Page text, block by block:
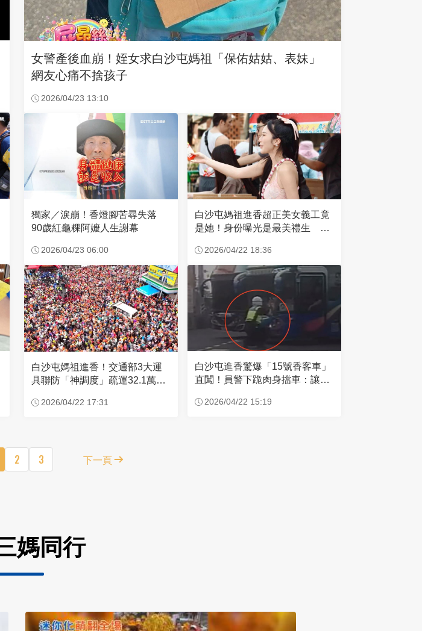
女警產後血崩！姪女求白沙屯媽祖「保佑姑姑、表妹」
網友心痛不捨孩子
2026/04/23 13:10
獨家／淚崩！香燈腳苦尋失落
90歲紅龜粿阿嬤人生謝幕
2026/04/23 06:00
白沙屯媽祖進香超正美女義工竟
是她！身份曝光是最美禮生 一
2026/04/22 18:36
白沙屯媽祖進香！交通部3大運
具聯防「神調度」疏運32.1萬創
2026/04/22 17:31
白沙屯進香驚爆「15號香客車」
直闖！員警下跪肉身擋車：讓行
2026/04/22 15:19
2 3 下一頁
媽同行